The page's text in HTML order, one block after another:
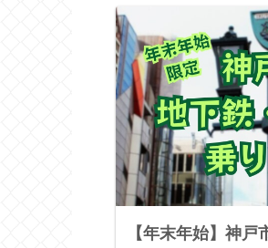
【年末年始】神戸